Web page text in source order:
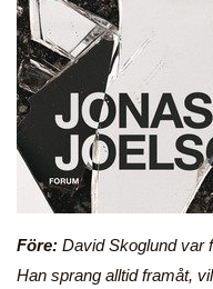
Före: David Skoglund var
Han sprang alltid framåt,